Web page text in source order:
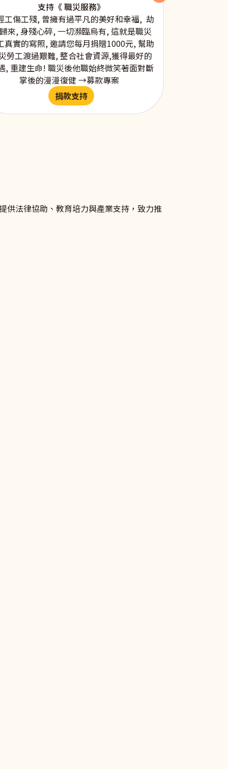
支持《 職災服務》
工傷工殘, 曾擁有過平凡的美好和幸福, 劫
來, 身殘心碎, 一切瀕臨烏有, 這就是職災
真實的寫照, 邀請您每月捐贈1000元, 幫助
勞工渡過艱難, 整合社會資源,獲得最好的
, 重建生命! 職災後他職始終微笑著面對斷
捐款支持
供法律協助、教育培力與產業支持，致力推